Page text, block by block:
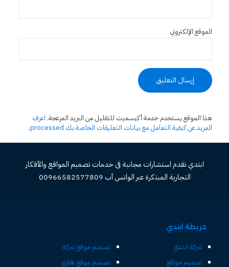
الموقع الإلكتروني
هذا الموقع يستخدم خدمة أكيسميت للتقليل من البريد المزعجة. اعرف
المزيد عن كيفية التعامل مع بيانات التعليقات الخاصة بك processed
.
ابتدي تقدم استشارات مجانية فى خدمات تصميم المواقع والأفكار
التجارية المبتكرة عبر الواتس آب 00966582577809
خريطة ابتدي
شركة ابتدي
تصميم مواقع
تصميم موقع شركة
تصميم موقع عقاري